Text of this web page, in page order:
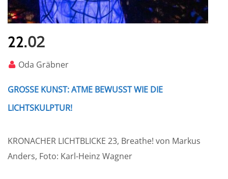
22.02
Oda Gräbner
GROSSE KUNST: ATME BEWUSST WIE DIE L
ICHTSKULPTUR!
KRONACHER LICHTBLICKE 23, Breathe! von Markus
Anders, Foto: Karl-Heinz Wagner